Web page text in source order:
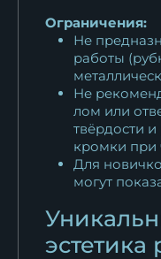
Ограничения:
Не
работы
Не
лом или
твёрдости
кромки при
Для
могут
эстетика